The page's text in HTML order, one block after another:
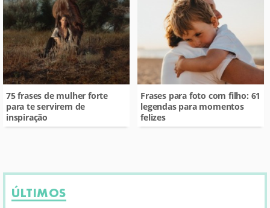
75 frases de mulher forte
para te servirem de
inspiração
Frases para foto com filho: 61
legendas para momentos
felizes
ÚLTIMOS